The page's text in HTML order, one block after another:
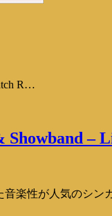
R…
–
音楽性が人気のシン